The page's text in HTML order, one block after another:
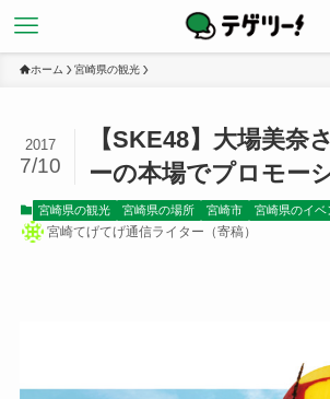
ホーム 宮崎県の観光
【SKE48】大場美奈
ーの本場でプロモー
2017
7/10
宮崎県の観光 宮崎県の場所 宮崎市 宮崎県のイベ
宮崎てげてげ通信ライター（寄稿）